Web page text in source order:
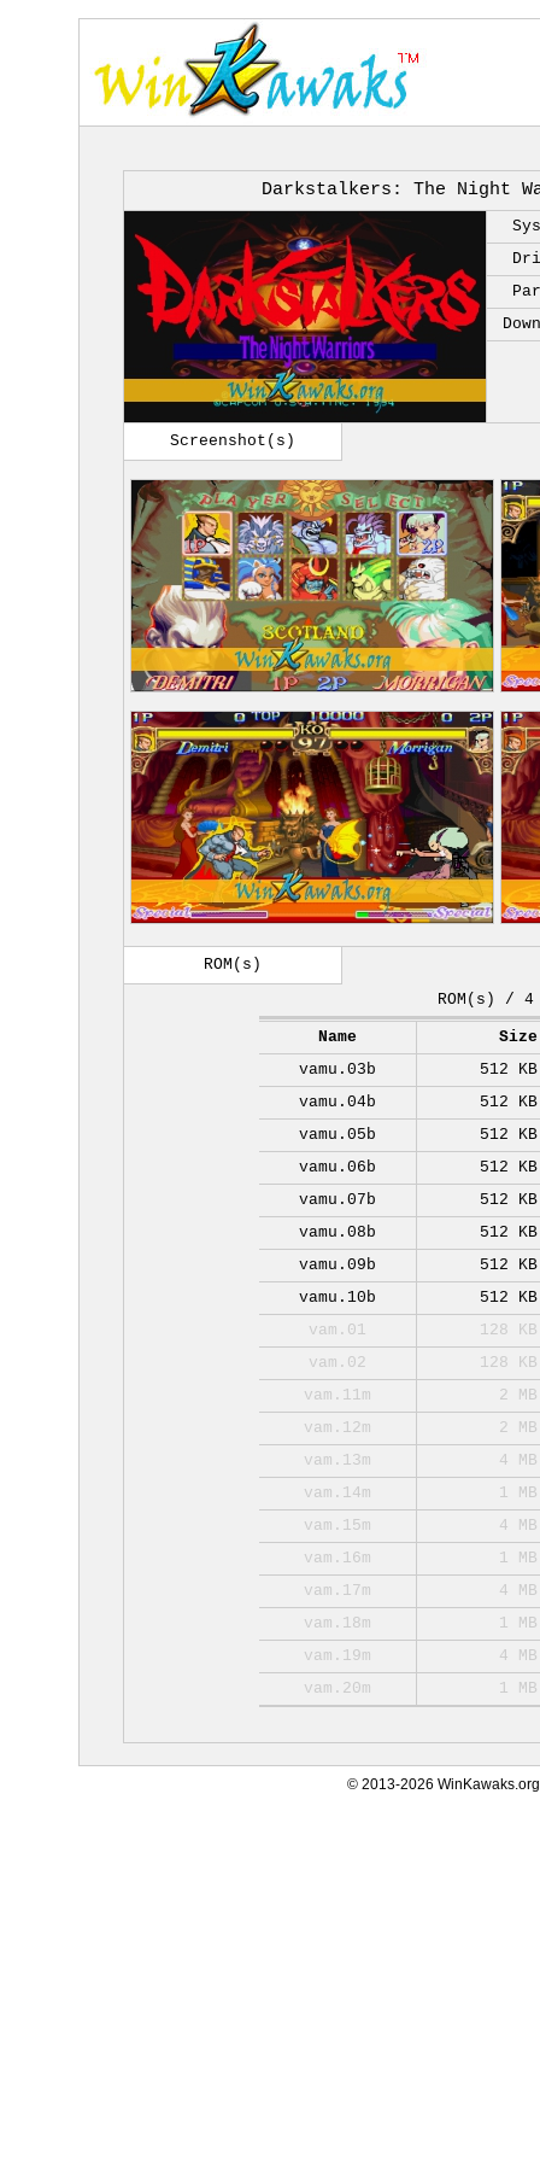
Darkstalkers: The Night
Screenshot(s)
ROM(s)
ROM(s) / 4
Name
Size
vamu.03b
512 KB
vamu.04b
512 KB
vamu.05b
512 KB
vamu.06b
512 KB
vamu.07b
512 KB
vamu.08b
512 KB
vamu.09b
512 KB
vamu.10b
512 KB
vam.01
128 KB
vam.02
128 KB
vam.11m
2 MB
vam.12m
2 MB
vam.13m
4 MB
vam.14m
1 MB
vam.15m
4 MB
vam.16m
1 MB
vam.17m
4 MB
vam.18m
1 MB
vam.19m
4 MB
vam.20m
1 MB
© 2013-2026